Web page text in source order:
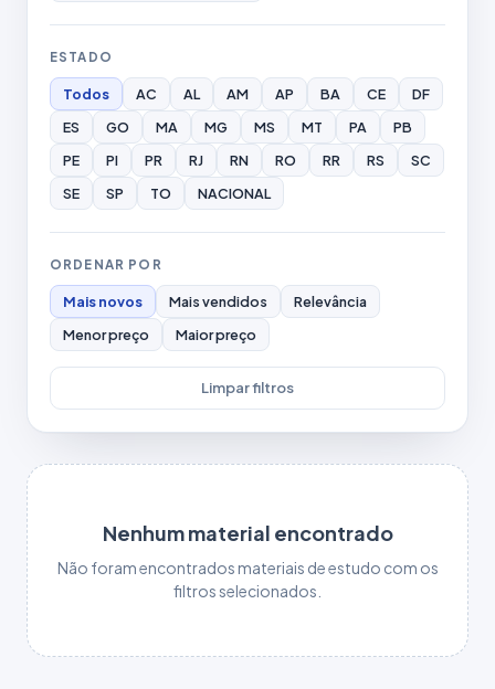
ESTADO
Todos AC AL AM AP BA CE
DF
ES
GO MA MG MS MT PA
PB
PE
PI PR RJ RN RO RR RS
SC
SE
SP TO NACIONAL
ORDENAR POR
Mais novos Mais vendidos
Relevância
Menor preço
Maior preço
Limpar filtros
Nenhum material encontrado
Não foram encontrados materiais de estudo com os
filtros selecionados.